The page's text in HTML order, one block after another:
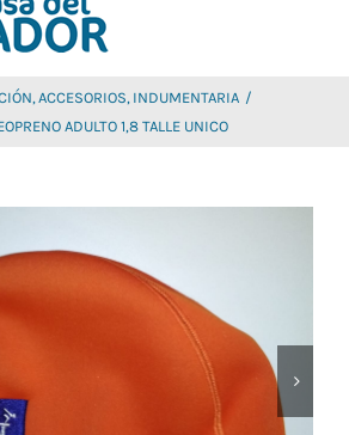
ACCESORIOS INDUMENTARIA
ADULTO 1,8 TALLE UNICO